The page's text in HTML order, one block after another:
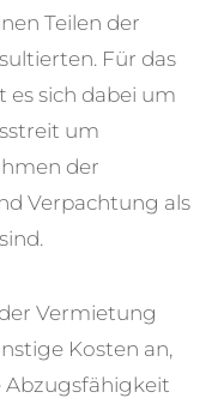
Teilen der
Für das
sich dabei um
um
der
Verpachtung als
Vermietung
Kosten an,
Abzugsfähigkeit